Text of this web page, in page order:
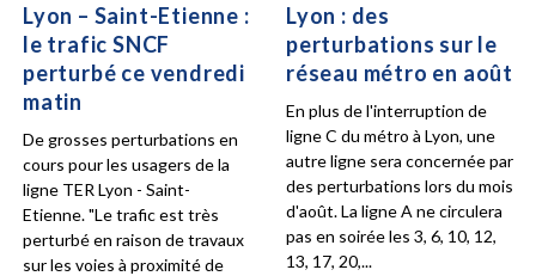
Lyon – Saint-Etienne :
le trafic SNCF
perturbé ce vendredi
matin
De grosses perturbations en
cours pour les usagers de la
ligne TER Lyon - Saint-
Etienne. "Le trafic est très
perturbé en raison de travaux
sur les voies à proximité de
Lyon : des
perturbations sur le
réseau métro en août
En plus de l'interruption de
ligne C du métro à Lyon, une
autre ligne sera concernée par
des perturbations lors du mois
d'août. La ligne A ne circulera
pas en soirée les 3, 6, 10, 12,
13, 17, 20,...